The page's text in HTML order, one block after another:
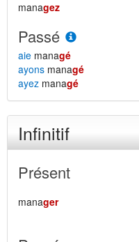
managez
Passé
aie managé
ayons managé
ayez managé
Infinitif
Présent
manager